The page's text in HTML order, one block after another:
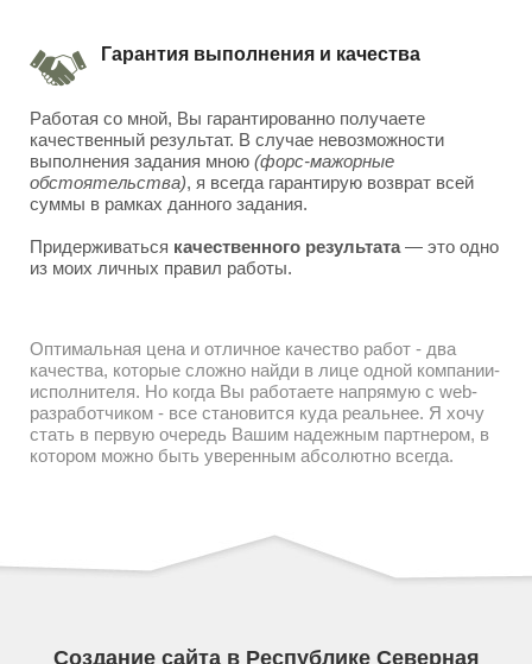
Гарантия выполнения и качества
Работая со мной, Вы гарантированно получаете
качественный результат. В случае невозможности
выполнения задания мною (форс-мажорные
обстоятельства), я всегда гарантирую возврат всей
суммы в рамках данного задания.
Придерживаться качественного результата— это одно
из моих личных правил работы.
Оптимальная цена и отличное качество работ - два
качества, которые сложно найди в лице одной компании-
исполнителя. Но когда Вы работаете напрямую с web-
разработчиком - все становится куда реальнее. Я хочу
стать в первую очередь Вашим надежным партнером, в
котором можно быть уверенным абсолютно всегда.
Создание сайта в Республике Северная